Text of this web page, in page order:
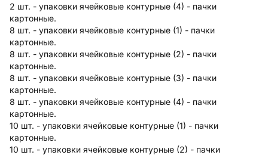
2 шт. - упаковки ячейковые контурные (4) - пачки
картонные.
8 шт. - упаковки ячейковые контурные (1) - пачки
картонные.
8 шт. - упаковки ячейковые контурные (2) - пачки
картонные.
8 шт. - упаковки ячейковые контурные (3) - пачки
картонные.
8 шт. - упаковки ячейковые контурные (4) - пачки
картонные.
10 шт. - упаковки ячейковые контурные (1) - пачки
картонные.
10 шт. - упаковки ячейковые контурные (2) - пачки